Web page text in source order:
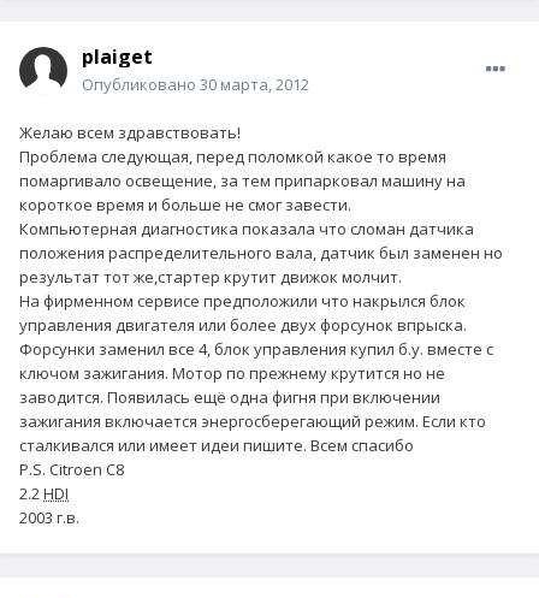
plaiget
Опубликовано 30 марта, 2012
Желаю всем здравствовать!
Проблема следующая, перед поломкой какое то время
помаргивало освещение, за тем припарковал машину на
короткое время и больше не смог завести.
Компьютерная диагностика показала что сломан датчика
положения распределительного вала, датчик был заменен но
результат тот же,стартер крутит движок молчит.
На фирменном сервисе предположили что накрылся блок
управления двигателя или более двух форсунок впрыска.
Форсунки заменил все 4, блок управления купил б.у. вместе с
ключом зажигания. Мотор по прежнему крутится но не
заводится. Появилась ещё одна фигня при включении
зажигания включается энергосберегающий режим. Если кто
сталкивался или имеет идеи пишите. Всем спасибо
P.S. Citroen C8
2.2HDI
2003 г.в.